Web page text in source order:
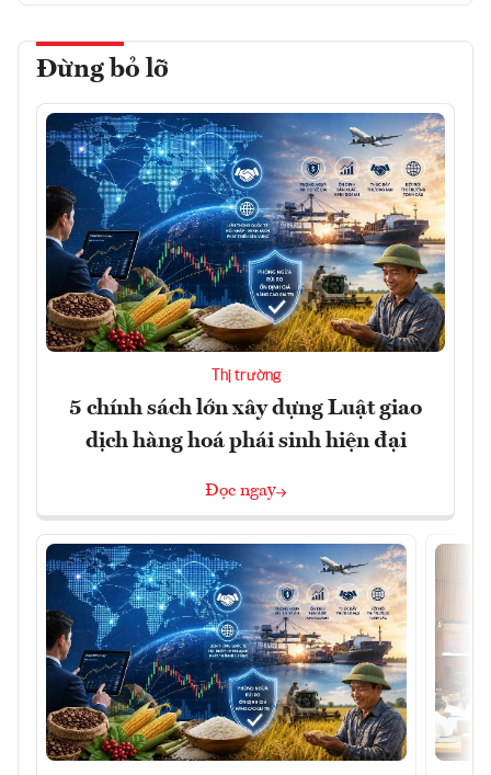
Đừng bỏ lỡ
Thị trường
5 chính sách lớn xây dựng Luật giao
dịch hàng hoá phái sinh hiện đại
Đọc ngay